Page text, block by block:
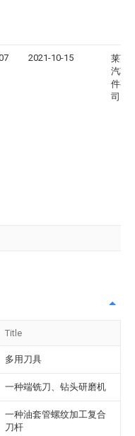
2021-10-15
莱芜
汽车
件有
司
Title
多用刀具
一种端铣刀、钻头研磨机
一种油套管螺纹加工复合
刀杆